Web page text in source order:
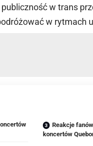
w trans
w rytmach
Reakcje
koncertów